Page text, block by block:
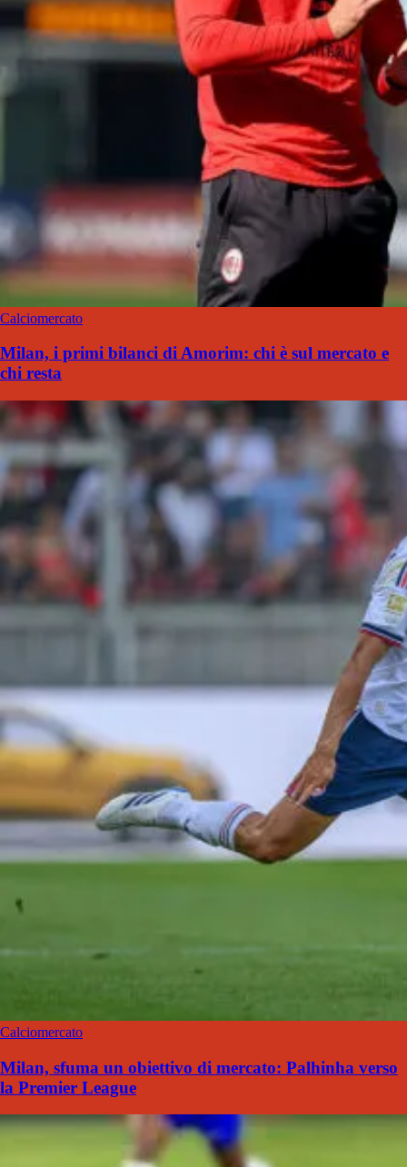
Calciomercato
Milan, i primi bilanci di Amorim: chi è sul mercato e
chi resta
Calciomercato
Milan, sfuma un obiettivo di mercato: Palhinha verso
la Premier League